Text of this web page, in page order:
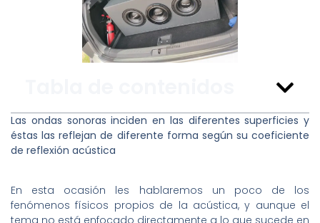
Las ondas sonoras inciden en las diferentes superficies y
éstas las reflejan de diferente forma según su coeficiente
de reflexión acústica
En esta ocasión les hablaremos un poco de los
fenómenos físicos propios de la acústica, y aunque el